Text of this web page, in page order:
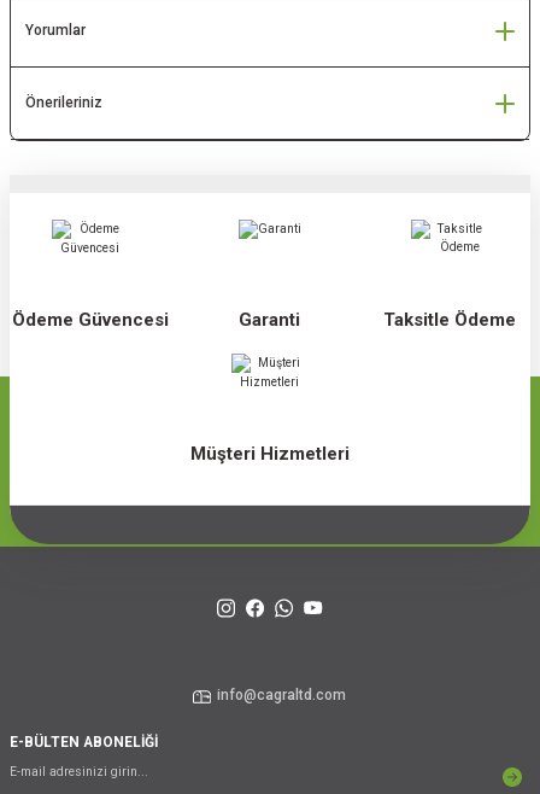
Yorumlar
Önerileriniz
Ödeme Güvencesi Garanti Taksitle Ödeme
Müşteri Hizmetleri
info@cagraltd.com
E-BÜLTEN ABONELİĞİ